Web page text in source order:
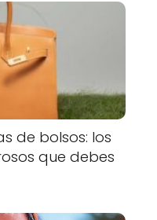
de bolsos: los
que debes